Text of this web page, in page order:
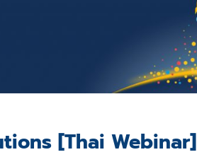
[Thai Webinar]